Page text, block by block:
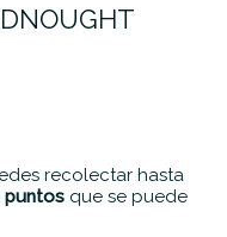
recolectar hasta
puntos que se puede